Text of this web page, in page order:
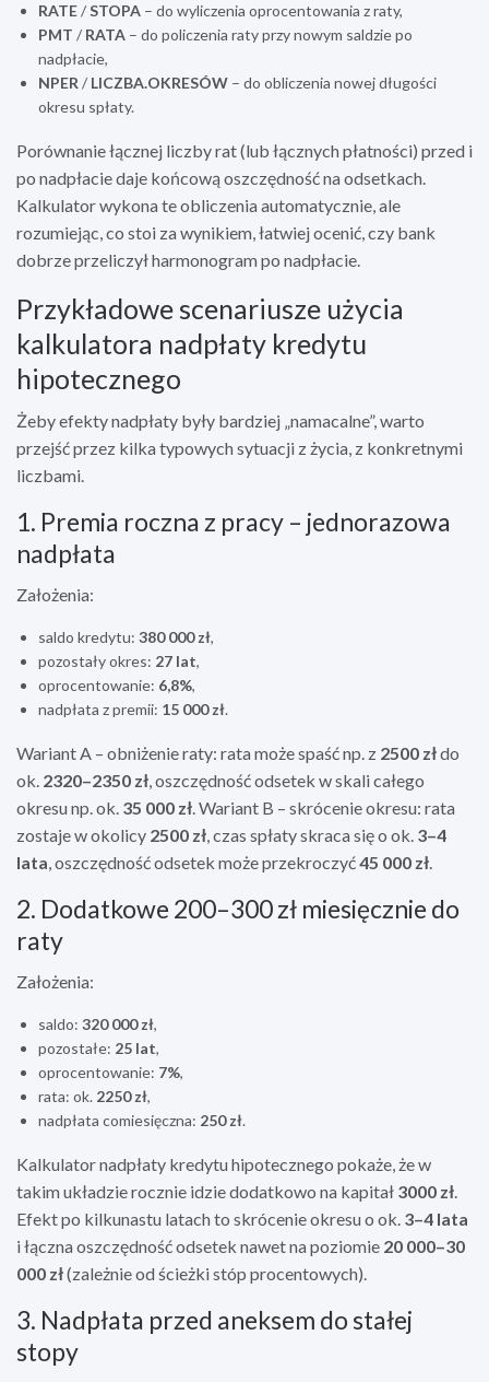
RATE/STOPA – do wyliczenia oprocentowania z raty,
PMT / RATA – do policzenia raty przy nowym saldzie po
nadpłacie,
NPER / LICZBA.OKRESÓW – do obliczenia nowej długości
okresu spłaty.
Porównanie łącznej liczby rat (lub łącznych płatności) przed i
po nadpłacie daje końcową oszczędność na odsetkach.
Kalkulator wykona te obliczenia automatycznie, ale
rozumiejąc, co stoi za wynikiem, łatwiej ocenić, czy bank
dobrze przeliczył harmonogram po nadpłacie.
Przykładowe scenariusze użycia
kalkulatora nadpłaty kredytu
hipotecznego
Żeby efekty nadpłaty były bardziej „namacalne”, warto
przejść przez kilka typowych sytuacji z życia, z konkretnymi
liczbami.
1. Premia roczna z pracy – jednorazowa
nadpłata
Założenia:
saldo kredytu: 380 000 zł,
pozostały okres: 27 lat,
oprocentowanie: 6,8%,
nadpłata z premii: 15 000 zł.
Wariant A – obniżenie raty: rata może spaść np. z 2500 złdo
ok. 2320–2350 zł, oszczędność odsetek w skali całego
okresu np. ok. 35 000 zł. Wariant B – skrócenie okresu: rata
zostaje w okolicy 2500 zł, czas spłaty skraca się o ok. 3–4
lata, oszczędność odsetek może przekroczyć45 000 zł.
2. Dodatkowe 200–300 zł miesięcznie do
raty
Założenia:
saldo: 320 000 zł,
pozostałe: 25 lat,
oprocentowanie: 7%,
rata: ok. 2250 zł,
nadpłata comiesięczna: 250 zł.
Kalkulator nadpłaty kredytu hipotecznego pokaże, że w
takim układzie rocznie idzie dodatkowo na kapitał 3000 zł.
Efekt po kilkunastu latach to skrócenie okresu o ok. 3–4 lata
i łączna oszczędność odsetek nawet na poziomie 20 000–30
000 zł(zależnie od ścieżki stóp procentowych).
3. Nadpłata przed aneksem do stałej
stopy